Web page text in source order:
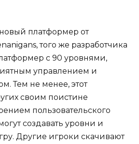
платформер от
того же разработчика
с 90 уровнями,
управлением и
Тем не менее, этот
своим поистине
пользовательского
создавать уровни и
Другие игроки скачивают